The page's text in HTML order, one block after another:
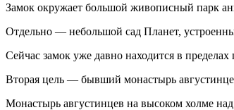
Замок окружает большой живописный парк
Отдельно — небольшой сад Планет,
Сейчас замок уже давно находится в
Вторая цель — бывший монастырь
Монастырь августинцев на высоком холме